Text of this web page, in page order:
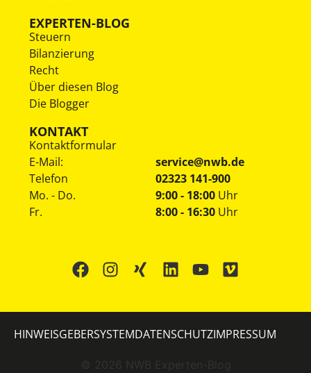
EXPERTEN-BLOG
Steuern
Bilanzierung
Recht
Über diesen Blog
Die Blogger
KONTAKT
Kontaktformular
E-Mail:
service@nwb.de
Telefon
02323 141-900
Mo. - Do.
Fr.
9:00 - 18:00 Uhr
8:00 - 16:30 Uhr
© 2026 NWB Experten-Blog
HINWEISGEBERSYSTEMDATENSCHUTZIMPRESSUM